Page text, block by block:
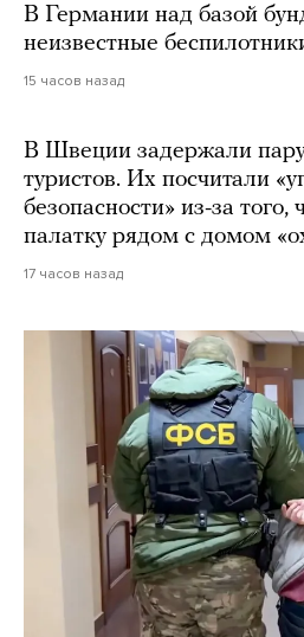
В Германии над базой
неизвестные
15 часов назад
В Швеции задержали
туристов. Их посчитали
безопасности» из-за того,
палатку рядом с домом
17 часов назад